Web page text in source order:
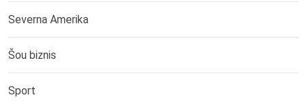
Severna Amerika
Šou biznis
Sport